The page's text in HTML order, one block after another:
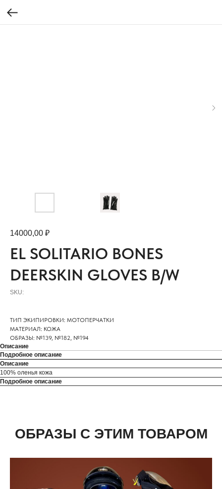
EL SOLITARIO BONES
DEERSKIN GLOVES B/W
SKU:
14000,00 ₽
ТИП ЭКИПИРОВКИ: МОТОПЕРЧАТКИ
МАТЕРИАЛ: КОЖА
ОБРАЗЫ: №139, №182, №194
Описание
Подробное описание
Описание
100% оленья кожа
Подробное описание
ОБРАЗЫ С ЭТИМ ТОВАРОМ